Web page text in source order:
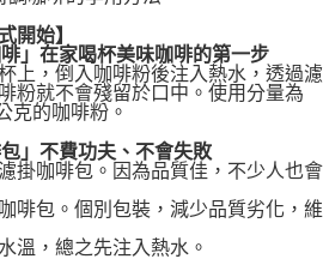
始】
在家喝杯美味咖啡的第一步
，倒入咖啡粉後注入熱水，透過濾
粉就不會殘留於口中。使用分量為
克的咖啡粉。
不費功夫、不會失敗
咖啡包。因為品質佳，不少人也會
包。個別包裝，減少品質劣化，維
，總之先注入熱水。